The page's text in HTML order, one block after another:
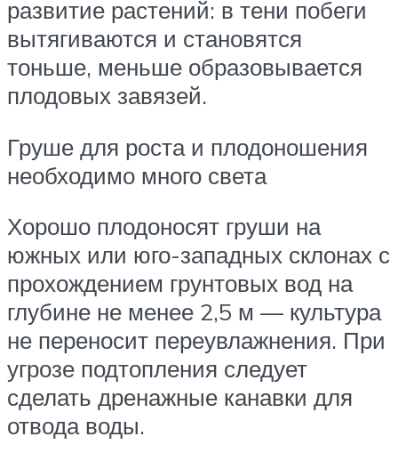
развитие растений: в тени побеги
вытягиваются и становятся
тоньше, меньше образовывается
плодовых завязей.
Груше для роста и плодоношения
необходимо много света
Хорошо плодоносят груши на
южных или юго-западных склонах с
прохождением грунтовых вод на
глубине не менее 2,5 м — культура
не переносит переувлажнения. При
угрозе подтопления следует
сделать дренажные канавки для
отвода воды.